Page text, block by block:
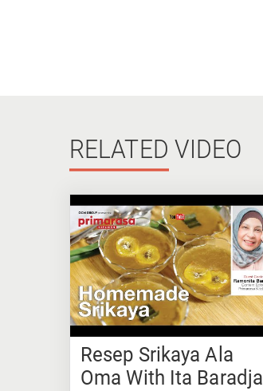
RELATED VIDEO
Resep Srikaya Ala
Oma With Ita Baradja